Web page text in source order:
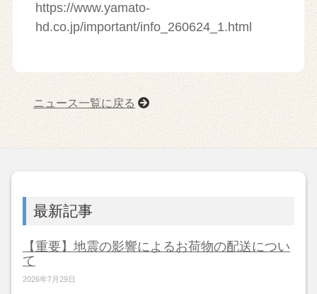
https://www.yamato-
hd.co.jp/important/info_260624_1.html
ニュース一覧に戻る
最新記事
【重要】地震の影響によるお荷物の配送につい
て
2026年7月29日